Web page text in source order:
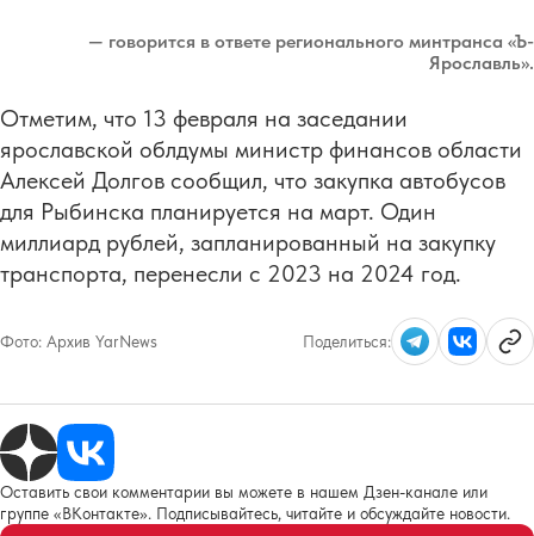
— говорится в ответе регионального минтранса «Ъ-
Ярославль».
Отметим, что 13 февраля на заседании
ярославской облдумы министр финансов области
Алексей Долгов сообщил, что закупка автобусов
для Рыбинска планируется на март. Один
миллиард рублей, запланированный на закупку
транспорта, перенесли с 2023 на 2024 год.
Фото: Архив YarNews Поделиться:
Оставить свои комментарии вы можете в нашем Дзен-канале или
группе «ВКонтакте». Подписывайтесь, читайте и обсуждайте новости.